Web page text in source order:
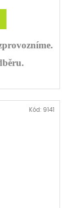
A
Kód: 9141